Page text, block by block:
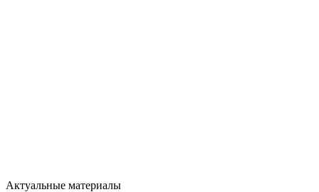
Актуальные материалы